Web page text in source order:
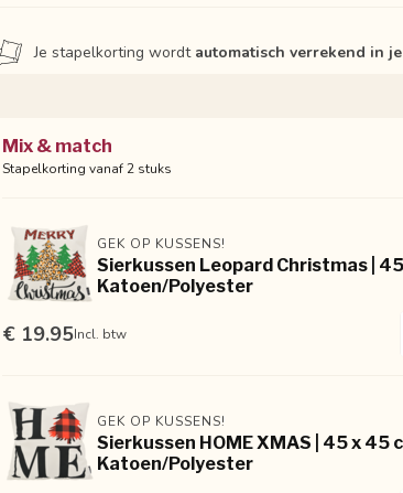
Je stapelkorting wordt automatisch verrekend in
Mix & match
Stapelkorting vanaf 2 stuks
GEK OP KUSSENS!
Sierkussen Leopard Christmas | 45
Katoen/Polyester
€ 19.95Incl. btw
GEK OP KUSSENS!
Sierkussen HOME XMAS | 45 x 45
Katoen/Polyester